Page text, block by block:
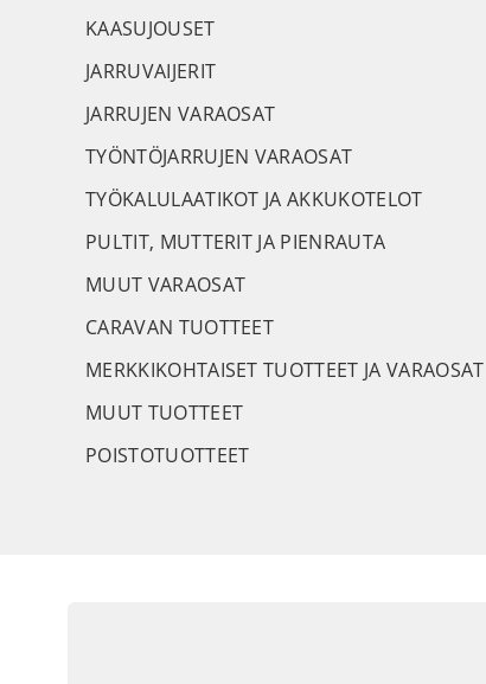
KAASUJOUSET
JARRUVAIJERIT
JARRUJEN VARAOSAT
TYÖNTÖJARRUJEN VARAOSAT
TYÖKALULAATIKOT JA AKKUKOTELOT
PULTIT, MUTTERIT JA PIENRAUTA
MUUT VARAOSAT
CARAVAN TUOTTEET
MERKKIKOHTAISET TUOTTEET JA VARAOSAT
MUUT TUOTTEET
POISTOTUOTTEET